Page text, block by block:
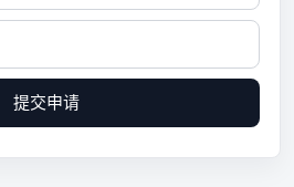
提交申请